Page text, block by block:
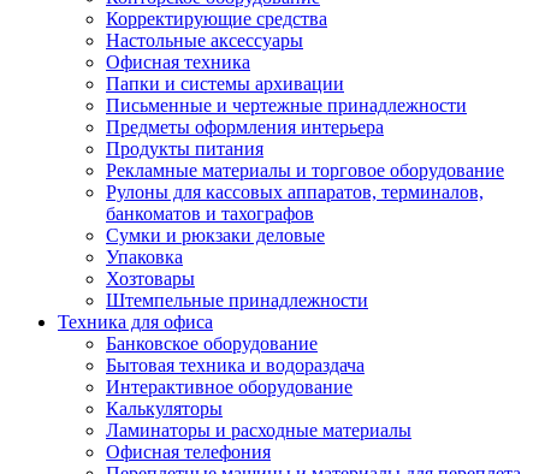
Корректирующие средства
Настольные аксессуары
Офисная техника
Папки и системы архивации
Письменные и чертежные принадлежности
Предметы оформления интерьера
Продукты питания
Рекламные материалы и торговое оборудование
Рулоны для кассовых аппаратов, терминалов,
банкоматов и тахографов
Сумки и рюкзаки деловые
Упаковка
Хозтовары
Штемпельные принадлежности
Техника для офиса
Банковское оборудование
Бытовая техника и водораздача
Интерактивное оборудование
Калькуляторы
Ламинаторы и расходные материалы
Офисная телефония